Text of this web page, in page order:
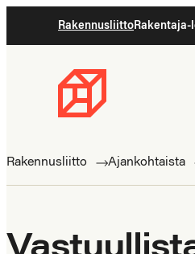
suoraan
RakennusliittoRakentaja-
Rakennusliitto
ammattilaisten
Rakennusliitto Ajankohtaista